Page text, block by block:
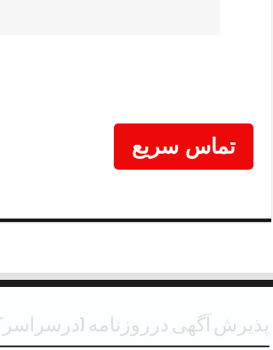
تماس سریع
پذیرش آگهی درروزنامه